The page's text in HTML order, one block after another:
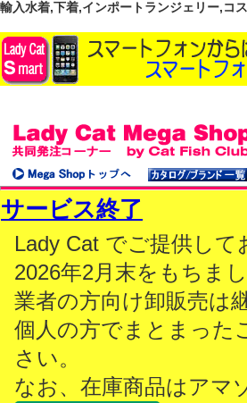
輸入水着,下着,インポートランジェリー,コ
サービス終了
Lady Cat でご提供し
2026年2月末をもちま
業者の方向け卸販売は
個人の方でまとまった
さい。
なお、在庫商品はアマ